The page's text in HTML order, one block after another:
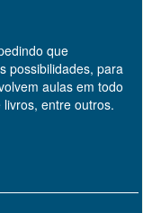
que
possibilidades, para
aulas em todo
entre outros.